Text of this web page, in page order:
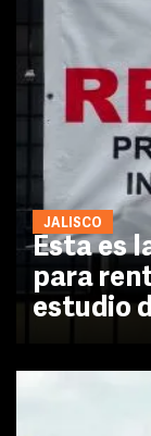
JALISCO
Esta es
para
estudio